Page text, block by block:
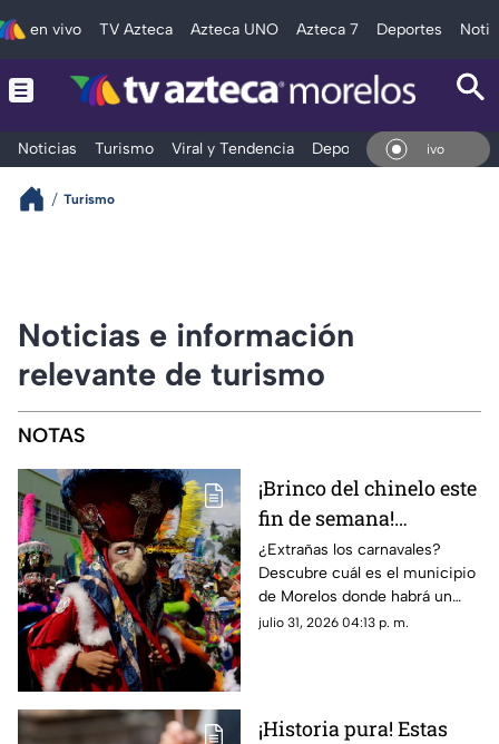
en vivo TV Azteca Azteca UNO Azteca 7 Deportes
Noticias Turismo Viral y Tendencia Deportes Espectáculos
En Vivo
Turismo
Noticias e información
relevante de turismo
NOTAS
¡Brinco del chinelo este
fin de semana!
Descubre fecha y hora
del recorrido en este
municipio de Morelos
¿Extrañas los carnavales?
Descubre cuál es el municipio
de Morelos donde habrá un
recorrido del tradicional brinco
julio 31, 2026 04:13 p. m.
¡Historia pura! Estas